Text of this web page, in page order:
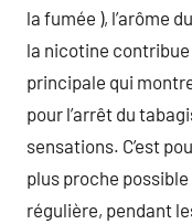
la fumée ), l’arôme
la nicotine
principale qui
pour l’arrêt du
sensations. C’est
plus proche
régulière, pendant